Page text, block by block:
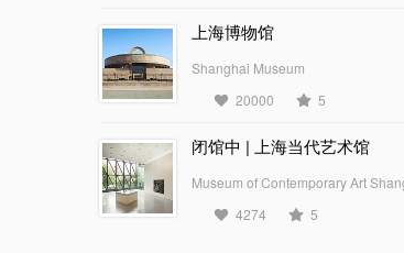
上海博物馆
Shanghai Museum
20000
5
闭馆中 | 上海当代艺术馆
Museum of Contemporary Art
4274
5